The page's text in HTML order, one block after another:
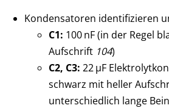
Kondensatoren identifizieren
C1: 100 nF (in der Regel
Aufschrift 104)
C2, C3: 22 µF
schwarz mit heller
unterschiedlich lange